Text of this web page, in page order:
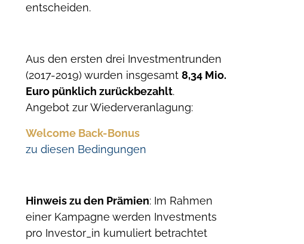
entscheiden.
Aus den ersten drei Investmentrunden
(2017-2019) wurden insgesamt 8,34 Mio.
Euro pünklich zurückbezahlt.
Angebot zur Wiederveranlagung:
Welcome Back-Bonus
zu diesen Bedingungen
Hinweis zu den Prämien: Im Rahmen
einer Kampagne werden Investments
pro Investor_in kumuliert betrachtet